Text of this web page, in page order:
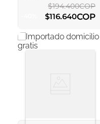
$194.400COP
$116.640COP
AGREGAR AL CARRITO